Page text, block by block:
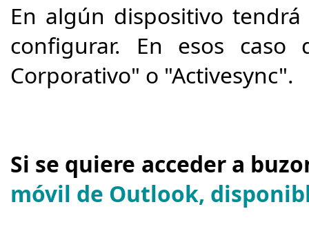
En algún dispositivo
configurar. En esos caso
Corporativo" o "Activesync".
Si se quiere acceder a
móvil de Outlook,